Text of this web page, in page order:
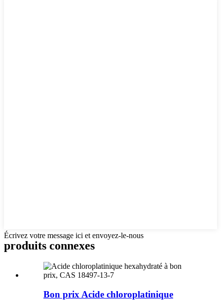
Écrivez votre message ici et envoyez-le-nous
produits connexes
Bon prix Acide chloroplatinique